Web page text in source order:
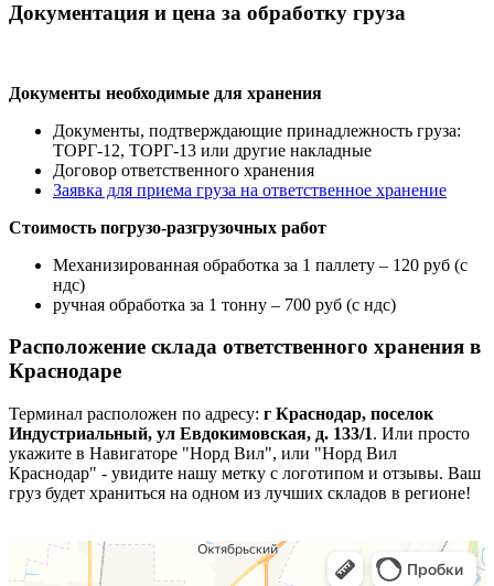
Документация и цена за обработку груза
Документы необходимые для хранения
Документы, подтверждающие принадлежность груза:
ТОРГ-12, ТОРГ-13 или другие накладные
Договор ответственного хранения
Заявка для приема груза на ответственное хранение
Стоимость погрузо-разгрузочных работ
Механизированная обработка за 1 паллету – 120 руб (с
ндс)
ручная обработка за 1 тонну – 700 руб (с ндс)
Расположение склада ответственного хранения в
Краснодаре
Терминал расположен по адресу: г Краснодар, поселок
Индустриальный, ул Евдокимовская, д. 133/1. Или просто
укажите в Навигаторе "Норд Вил", или "Норд Вил
Краснодар" - увидите нашу метку с логотипом и отзывы. Ваш
груз будет храниться на одном из лучших складов в регионе!